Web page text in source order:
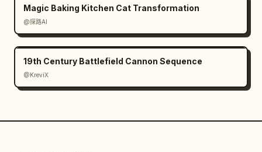
Magic Baking Kitchen Cat Transformation
@探路AI
19th Century Battlefield Cannon Sequence
@KreviX